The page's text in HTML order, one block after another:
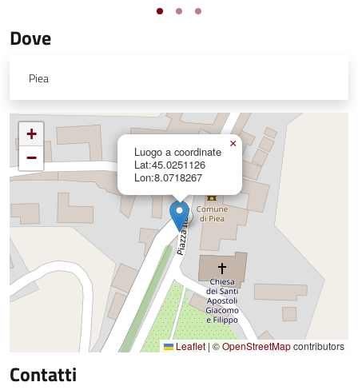
Dove
Piea
Luogo a coordinate
Lat:45.0251126
Lon:8.0718267
×
+
−
Leaflet | ©OpenStreetMapcontributors
Contatti